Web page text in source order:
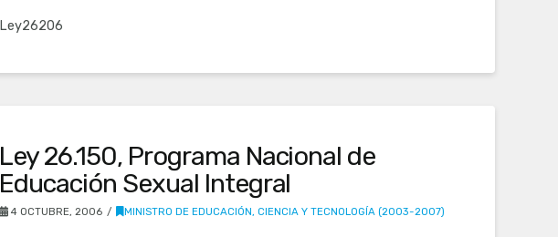
Ley26206
Ley 26.150, Programa Nacional de
Educación Sexual Integral
4 OCTUBRE, 2006 MINISTRO DE EDUCACIÓN, CIENCIA Y TECNOLOGÍA (2003-2007)